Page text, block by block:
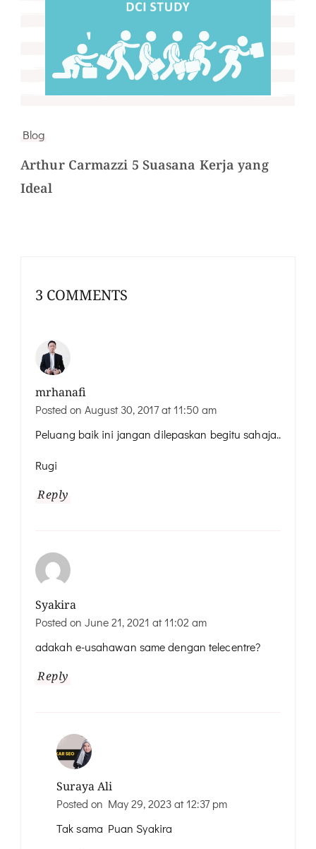
Blog
Arthur Carmazzi 5 Suasana Kerja yang
Ideal
3 COMMENTS
mrhanafi
Posted on August 30, 2017 at 11:50 am
Peluang baik ini jangan dilepaskan begitu sahaja..
Rugi
Reply
Syakira
Posted on June 21, 2021 at 11:02 am
adakah e-usahawan same dengan telecentre?
Reply
Suraya Ali
Posted on May 29, 2023 at 12:37 pm
Tak sama Puan Syakira